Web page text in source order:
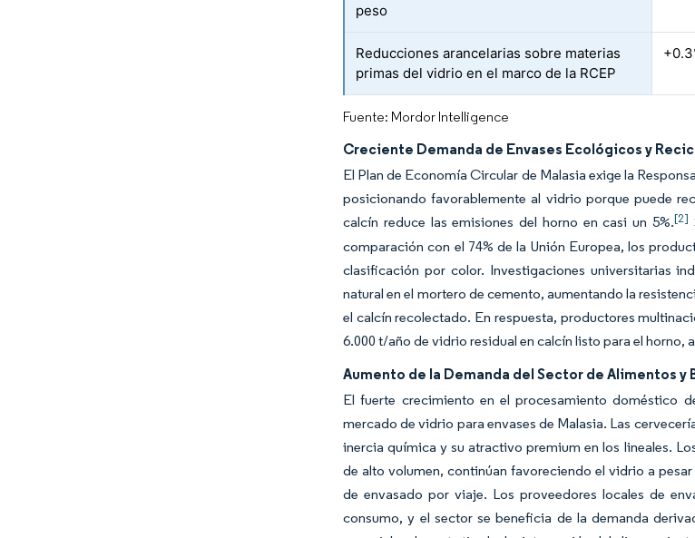
peso
Reducciones arancelarias sobre materias
primas del vidrio en el marco de la RCEP
Fuente: Mordor Intelligence
Creciente Demanda de Envases Ecológicos y
El Plan de Economía Circular de Malasia exige la
posicionando favorablemente al vidrio porque puede
calcín reduce las emisiones del horno en casi un 5%.[2]
comparación con el 74% de la Unión Europea, los
clasificación por color. Investigaciones universitarias
natural en el mortero de cemento, aumentando la
el calcín recolectado. En respuesta, productores
6.000 t/año de vidrio residual en calcín listo para el horno,
Aumento de la Demanda del Sector de Alimentos y
El fuerte crecimiento en el procesamiento doméstico
mercado de vidrio para envases de Malasia. Las
inercia química y su atractivo premium en los lineales.
de alto volumen, continúan favoreciendo el vidrio a
de envasado por viaje. Los proveedores locales de
consumo, y el sector se beneficia de la demanda